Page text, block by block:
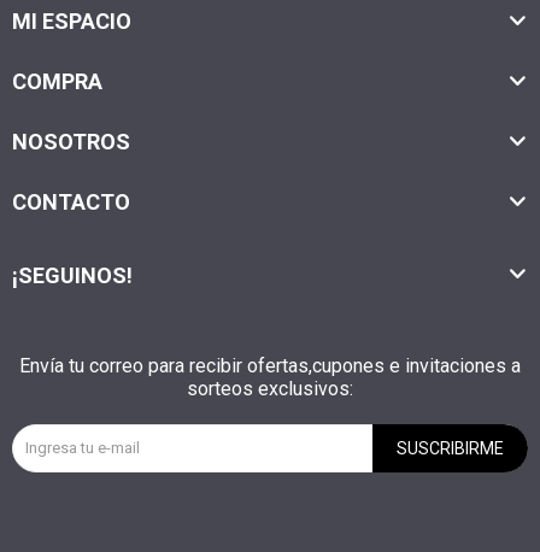
MI ESPACIO
COMPRA
NOSOTROS
CONTACTO
Envía tu correo para recibir ofertas,cupones e invitaciones a
sorteos exclusivos:
SUSCRIBIRME
¡SEGUINOS!